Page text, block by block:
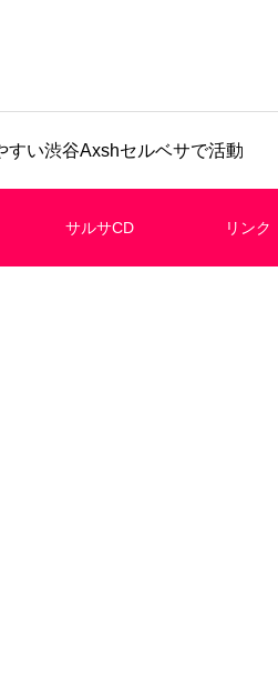
い渋谷Axshセルベサで活動
サルサCD リンク